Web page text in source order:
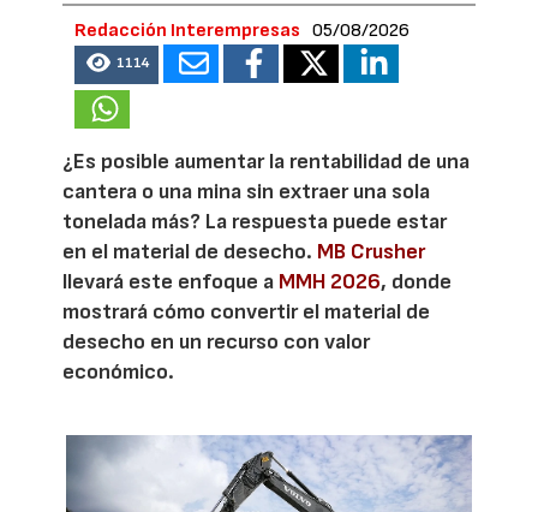
Redacción Interempresas 05/08/2026
1114
¿Es posible aumentar la rentabilidad de una
cantera o una mina sin extraer una sola
tonelada más? La respuesta puede estar
en el material de desecho. MB Crusher
llevará este enfoque a MMH 2026, donde
mostrará cómo convertir el material de
desecho en un recurso con valor
económico.